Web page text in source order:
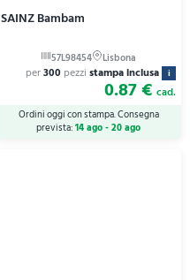
SAINZ Bambam
per300 pezzi stampa inclusa i
0.87 € cad.
Ordini oggi con stampa. Consegna
prevista:14 ago - 20 ago